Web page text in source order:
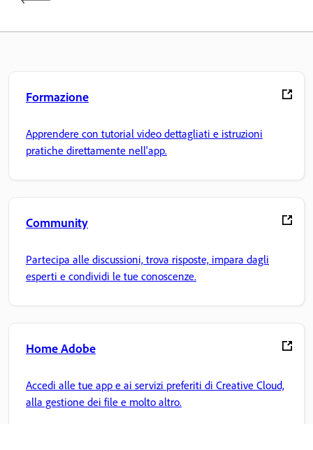
Formazione
Apprendere con tutorial video dettagliati e istruzioni
pratiche direttamente nell'app.
Community
Partecipa alle discussioni, trova risposte, impara dagli
esperti e condividi le tue conoscenze.
Home Adobe
Accedi alle tue app e ai servizi preferiti di Creative Cloud,
alla gestione dei file e molto altro.